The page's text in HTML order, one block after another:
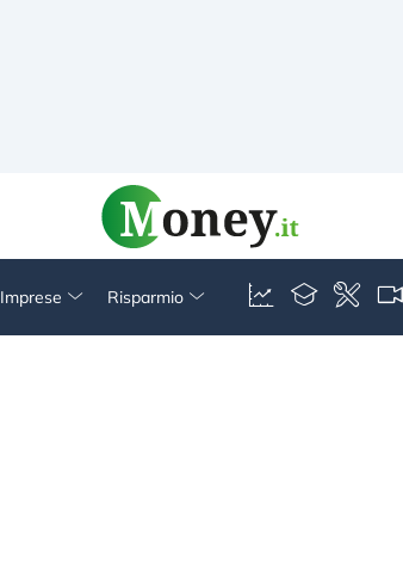
Imprese Risparmio